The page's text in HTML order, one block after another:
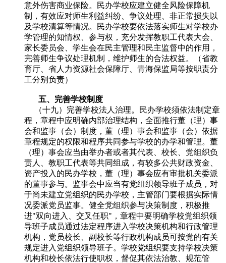
意外伤害商业保险。民办学校应建立健全风险保障机
制，有效应对师生利益纠纷、争议处理、非正常损失以
及学校清算等情况。民办学校要依法落实师生对学校办
学管理的知情权、参与权，充分发挥教职工代表大会、
家长委员会、学生会在民主管理和民主监督中的作用，
完善师生争议处理机制，维护师生的合法权益。（省教
育厅、省人力资源社会保障厅、青海保监局等按职责分
工分别负责）
五、完善学校制度
（十九）完善学校法人治理。民办学校须依法制定章
程，章程中应明确内部治理结构，全面推行董（理）事
会和监事（会）制度，董（理）事会和监事（会）依据
章程规定的权限和程序共同参与学校的办学和管理。董
（理）事会应当由举办者或者其代表、校长、党组织负
责人、教职工代表等共同组成，有较多公共财政资金、
资产投入的民办学校，董（理）事会应有审批机关委派
的董事参与。监事会中应当有党组织领导班子成员，对
于尚未建立党组织的民办学校，主管部门要根据实际情
况委派党员监事。健全党组织参与决策制度，积极推
进"双向进入、交叉任职"，章程中要明确学校党组织领
导班子成员通过法定程序进入学校决策机构和行政管理
机构，党员校长、副校长等行政机构成员可按党的有关
规定进入党组织领导班子。学校党组织要支持学校决策
机构和校长依法行使职权，督促其依法治教、规范管